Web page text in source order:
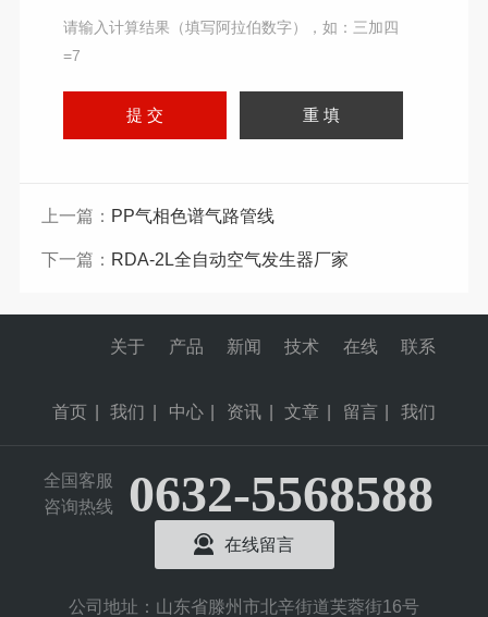
请输入计算结果（填写阿拉伯数字），如：三加四
=7
上一篇： PP气相色谱气路管线
下一篇： RDA-2L全自动空气发生器厂家
首页
关于
我们
产品
中心
新闻
资讯
技术
文章
在线
留言
联系
我们
全国客服
咨询热线
0632-5568588
在线留言
公司地址：山东省滕州市北辛街道芙蓉街16号